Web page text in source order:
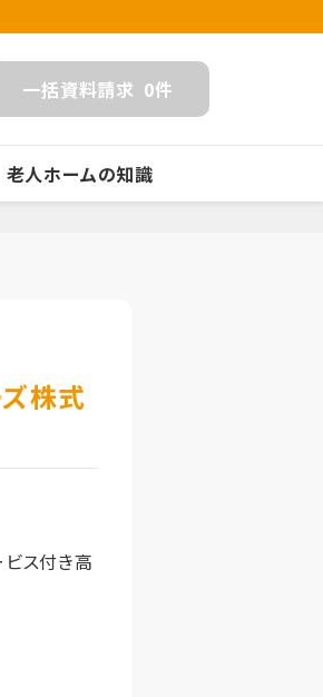
一括資料請求 0件
老人ホームの知識
株式
ス付き高